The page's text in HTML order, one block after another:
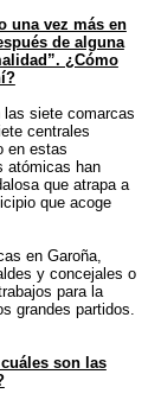
una vez más en
de alguna
¿Cómo
siete comarcas
centrales
en estas
atómicas han
que atrapa a
que acoge
en Garoña,
y concejales o
para la
grandes partidos.
son las